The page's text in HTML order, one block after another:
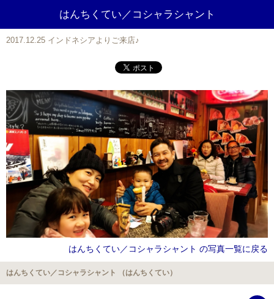
はんちくてい／コシャラシャント
2017.12.25 インドネシアよりご来店♪
はんちくてい／コシャラシャント の写真一覧に戻る
はんちくてい／コシャラシャント （はんちくてい）